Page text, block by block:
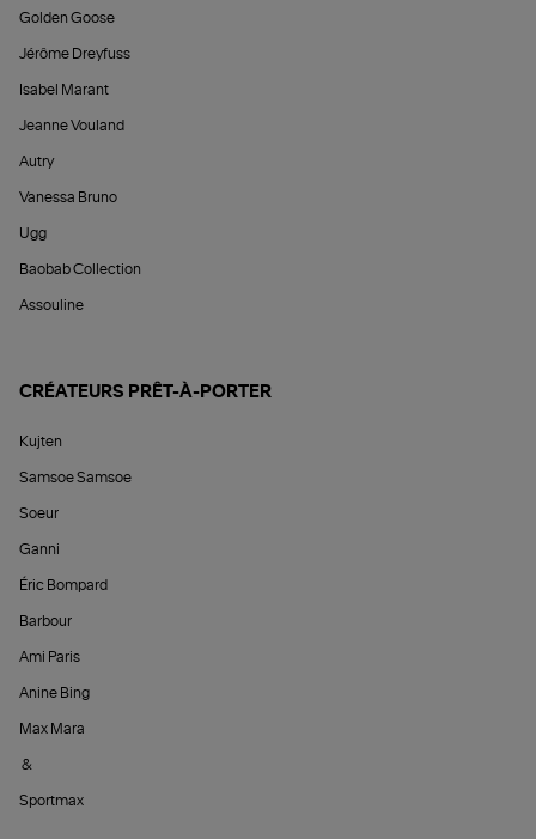
Golden Goose
Jérôme Dreyfuss
Isabel Marant
Jeanne Vouland
Autry
Vanessa Bruno
Ugg
Baobab Collection
Assouline
CRÉATEURS PRÊT-À-PORTER
Kujten
Samsoe Samsoe
Soeur
Ganni
Éric Bompard
Barbour
Ami Paris
Anine Bing
Max Mara
&
Sportmax